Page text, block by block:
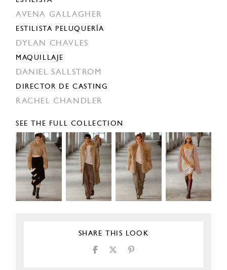
AVENA GALLAGHER
ESTILISTA PELUQUERÍA
DYLAN CHAVLES
MAQUILLAJE
DANIEL SALLSTROM
DIRECTOR DE CASTING
RACHEL CHANDLER
SEE THE FULL COLLECTION
SHARE THIS LOOK